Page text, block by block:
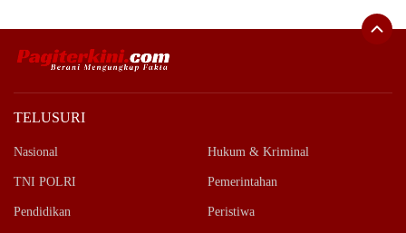
TELUSURI
Nasional Hukum & Kriminal
TNI POLRI Pemerintahan
Pendidikan Peristiwa